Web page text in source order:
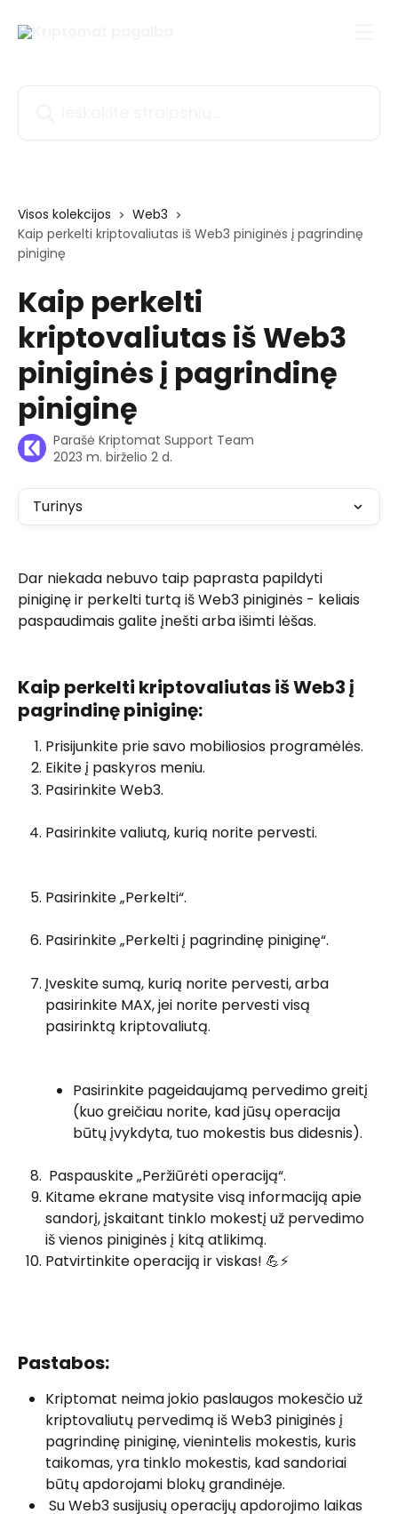
Visos kolekcijos
Web3
Kaip perkelti kriptovaliutas iš Web3 piniginės į pagrindinę
piniginę
Kaip perkelti
kriptovaliutas iš Web3
piniginės į pagrindinę
piniginę
Parašė Kriptomat Support Team
2023 m. birželio 2 d.
Turinys
Dar niekada nebuvo taip paprasta papildyti
piniginę ir perkelti turtą iš Web3 piniginės - keliais
paspaudimais galite įnešti arba išimti lėšas.
Kaip perkelti kriptovaliutas iš Web3 į
pagrindinę piniginę:
Prisijunkite prie savo mobiliosios programėlės.
Eikite į paskyros meniu.
Pasirinkite Web3.
Pasirinkite valiutą, kurią norite pervesti.
Pasirinkite „Perkelti“.
Pasirinkite „Perkelti į pagrindinę piniginę“.
Įveskite sumą, kurią norite pervesti, arba
pasirinkite MAX, jei norite pervesti visą
pasirinktą kriptovaliutą.
Pasirinkite pageidaujamą pervedimo greitį
(kuo greičiau norite, kad jūsų operacija
būtų įvykdyta, tuo mokestis bus didesnis).
Paspauskite „Peržiūrėti operaciją“.
Kitame ekrane matysite visą informaciją apie
sandorį, įskaitant tinklo mokestį už pervedimo
iš vienos piniginės į kitą atlikimą.
Patvirtinkite operaciją ir viskas! 💪⚡
Pastabos:
Kriptomat neima jokio paslaugos mokesčio už
kriptovaliutų pervedimą iš Web3 piniginės į
pagrindinę piniginę, vienintelis mokestis, kuris
taikomas, yra tinklo mokestis, kad sandoriai
būtų apdorojami blokų grandinėje.